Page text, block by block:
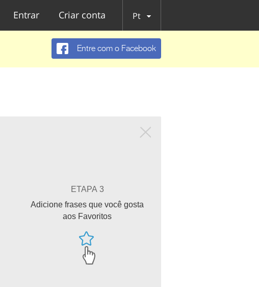
Entrar Criar conta Pt
Entre com o Facebook
ETAPA 3
Adicione frases que você gosta
aos Favoritos